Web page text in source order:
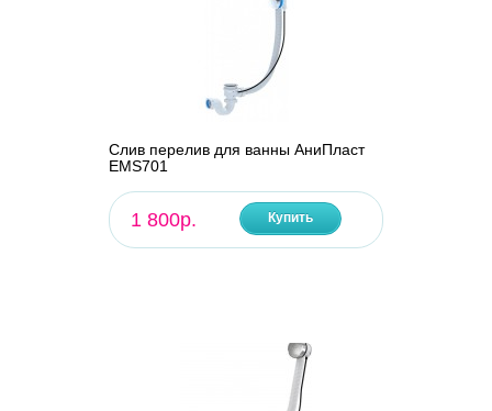
Слив перелив для ванны АниПласт
EMS701
1 800р. Купить